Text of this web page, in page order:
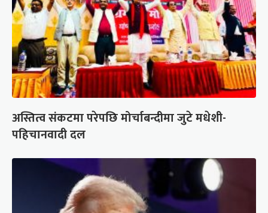
अस्तित्व संकटमा परेपछि मोर्चाबन्दीमा जुटे मधेशी-
पहिचानवादी दल